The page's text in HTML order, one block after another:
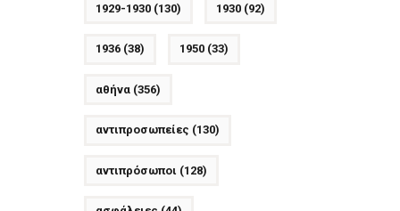
1929-1930(130) 1930(92)
1936(38) 1950(33)
αθήνα(356)
αντιπροσωπείες (130)
αντιπρόσωποι (128)